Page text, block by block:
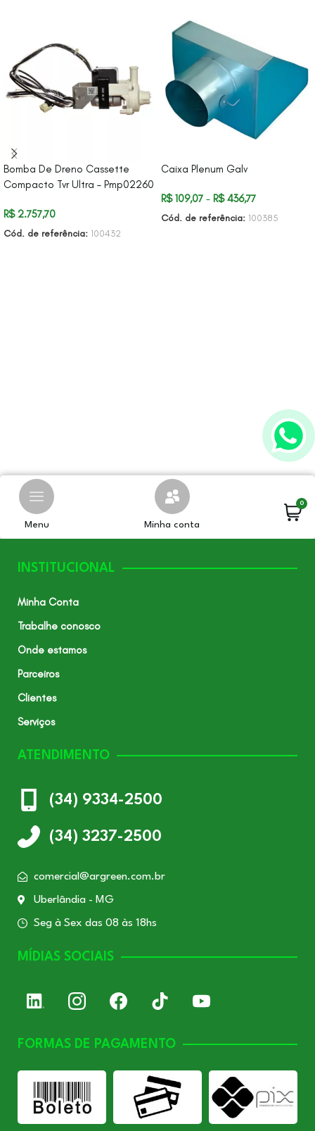
Bomba De Dreno Cassette
Compacto Tvr Ultra – Pmp02260
R$2.757,70
Cód. de referência: 100432
Caixa Plenum Galv
R$109,07 – R$436,77
Cód. de referência: 100385
Menu Minha conta
0
INSTITUCIONAL
Minha Conta
Trabalhe conosco
Onde estamos
Parceiros
Clientes
Serviços
ATENDIMENTO
(34) 9334-2500
(34) 3237-2500
comercial@argreen.com.br
Uberlândia - MG
Seg à Sex das 08 às 18hs
MÍDIAS SOCIAIS
FORMAS DE PAGAMENTO